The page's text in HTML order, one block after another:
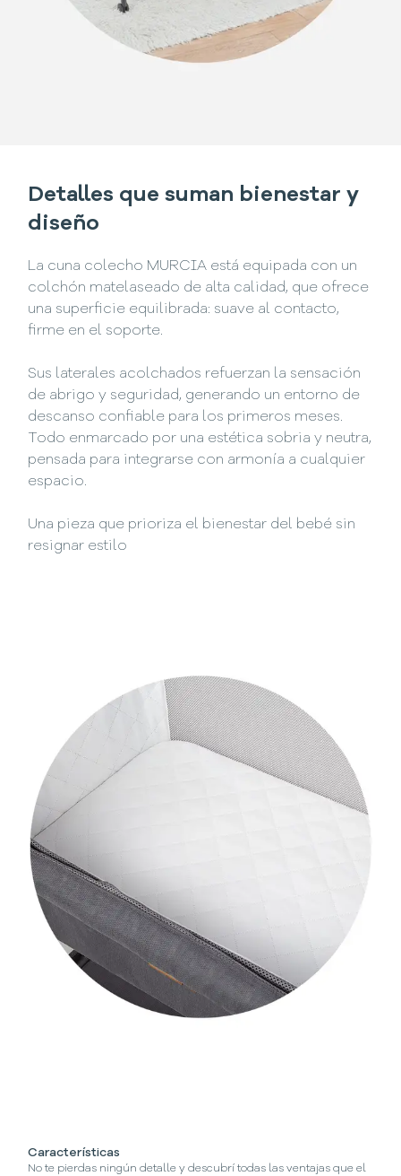
Detalles que suman bienestar y
diseño
La cuna colecho MURCIA está equipada con un
colchón matelaseado de alta calidad, que ofrece
una superficie equilibrada: suave al contacto,
firme en el soporte.
Sus laterales acolchados refuerzan la sensación
de abrigo y seguridad, generando un entorno de
descanso confiable para los primeros meses.
Todo enmarcado por una estética sobria y neutra,
pensada para integrarse con armonía a cualquier
espacio.
Una pieza que prioriza el bienestar del bebé sin
resignar estilo
Características
No te pierdas ningún detalle y descubrí todas las ventajas que el